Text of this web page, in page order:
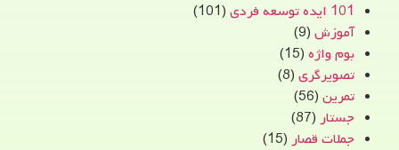
101 ایده توسعه فردی
(101)
آموزش (9)
بوم واژه (15)
تصویرگری (8)
تمرین (56)
جستار (87)
جملات قصار (15)